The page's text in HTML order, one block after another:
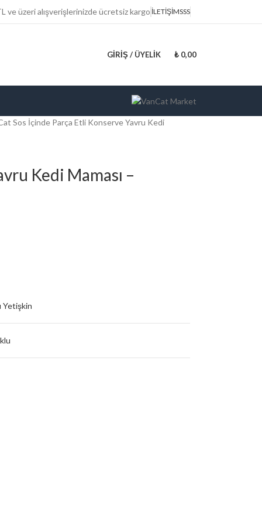
ve üzeri alışverişlerinizde ücretsiz kargo İLETİŞİMSSS
GIRIŞ / ÜYELIK ₺ 0,00
Sos İçinde Parça Etli Konserve Yavru Kedi
Kedi Maması –
Yetişkin